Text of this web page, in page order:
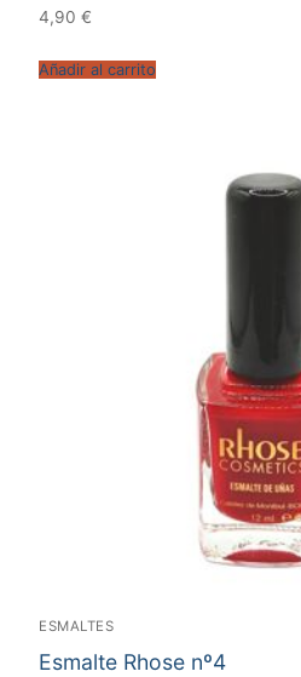
4,90 €
Añadir al carrito
ESMALTES
Esmalte Rhose nº4